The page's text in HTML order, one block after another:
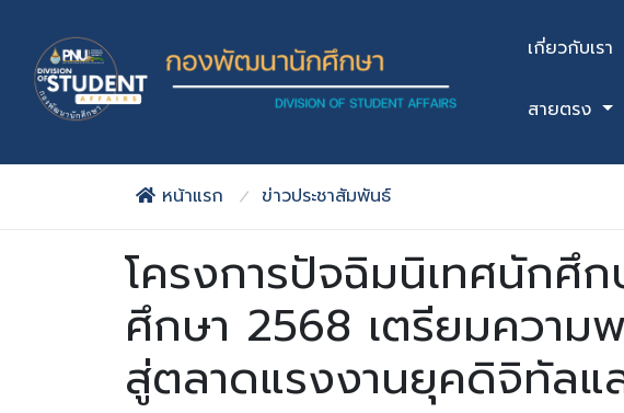
เกี่ยวกับเรา
สายตรง
หน้าแรก ข่าวประชาสัมพันธ์
โครงการปัจฉิมนิเทศนักศึก
ศึกษา 2568 เตรียมควา
สู่ตลาดแรงงานยุคดิจิทัลแ